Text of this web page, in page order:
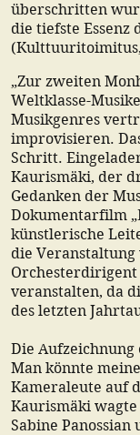
überschritten
die tiefste Essenz
„Zur zweiten
Weltklasse-
Musikgenres
improvisieren.
Schritt.
Kaurismäki, der
Gedanken der
Dokumentarfilm
künstlerische
die Veranstaltung
veranstalten, da
des letzten
Die Aufzeichnung
Man könnte
Kameraleute auf
Kaurismäki
Sabine Panossian